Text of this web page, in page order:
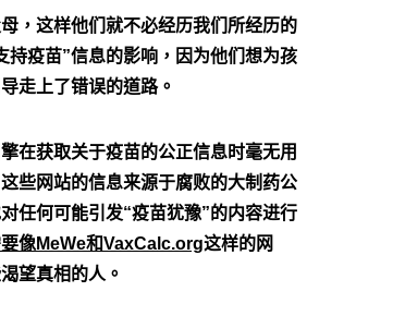
，这样他们就不必经历我们所经历的
持疫苗”信息的影响，因为他们想为孩
走上了错误的道路。
在获取关于疫苗的公正信息时毫无用
些网站的信息来源于腐败的大制药公
任何可能引发“疫苗犹豫”的内容进行
像MeWe和VaxCalc.org这样的网
望真相的人。